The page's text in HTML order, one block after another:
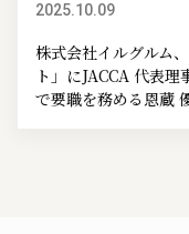
2025.10.09
株式会社イルグルム
ト」にJACCA 代表
で要職を務める恩蔵